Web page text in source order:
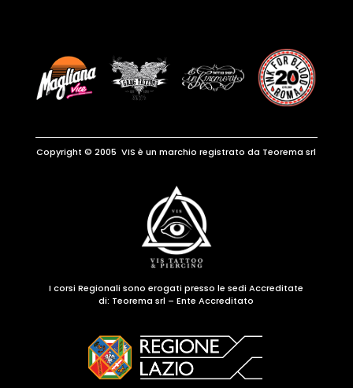
Copyright © 2005 VIS è un marchio registrato da Teorema srl
I corsi Regionali sono erogati presso le sedi Accreditate
di: Teorema srl – Ente Accreditato